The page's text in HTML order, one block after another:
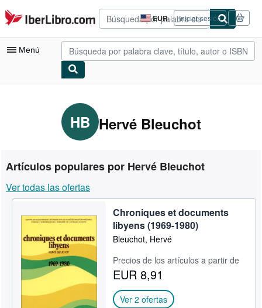
Pasar al contenido principal
IberLibro.com EUR
Preferencias
de
compra
del
Iniciar sesión
Menú
Consultar mis pedidos
Búsqueda avanzada
Libros antiguos
Arte y coleccionismo
Vendedores
Comenzar a vender
Ayuda
CERRAR
HB Hervé Bleuchot
Artículos populares por Hervé Bleuchot
Ver todas las ofertas
Chroniques et documents
libyens (1969-1980)
Bleuchot, Hervé
Precios de los artículos a partir de
EUR 8,91
Ver 2 ofertas